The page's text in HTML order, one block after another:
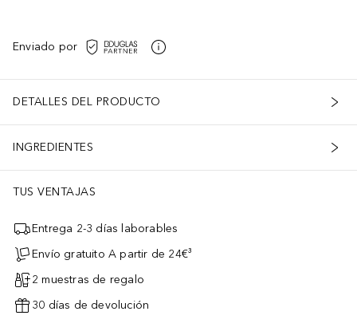
Enviado por
DETALLES DEL PRODUCTO
INGREDIENTES
TUS VENTAJAS
Entrega 2-3 días laborables
Envío gratuito A partir de 24€³
2 muestras de regalo
30 días de devolución